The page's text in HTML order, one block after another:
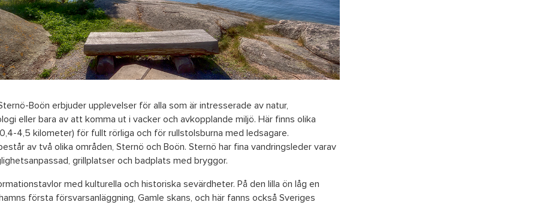
Boön erbjuder upplevelser för alla som är intresserade av natur,
eller bara av att komma ut i vacker och avkopplande miljö. Här finns olika
4,5 kilometer) för fullt rörliga och för rullstolsburna med ledsagare.
av två olika områden, Sternö och Boön. Sternö har fina vandringsleder varav
grillplatser och badplats med bryggor.
med kulturella och historiska sevärdheter. På den lilla ön låg en
första försvarsanläggning, Gamle skans, och här fanns också Sveriges